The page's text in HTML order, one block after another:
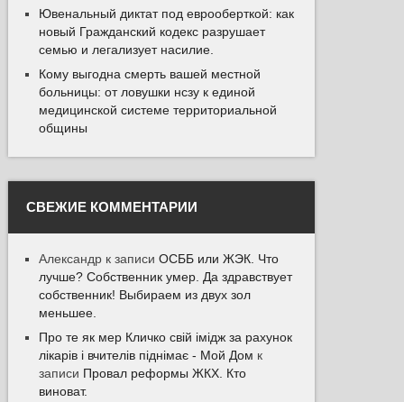
Ювенальный диктат под еврооберткой: как
новый Гражданский кодекс разрушает
семью и легализует насилие.
Кому выгодна смерть вашей местной
больницы: от ловушки нсзу к единой
медицинской системе территориальной
общины
СВЕЖИЕ КОММЕНТАРИИ
Александрк записи ОСББ или ЖЭК. Что
лучше? Собственник умер. Да здравствует
собственник! Выбираем из двух зол
меньшее.
Про те як мер Кличко свій імідж за рахунок
лікарів і вчителів піднімає - Мой Дом к
записи Провал реформы ЖКХ. Кто
виноват.